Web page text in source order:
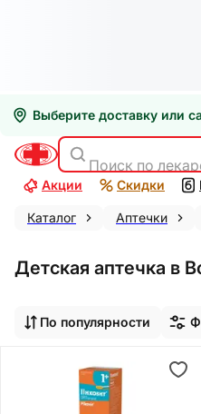
Выберите доставку или
Поиск по
Акции Скидки
Каталог Аптечки
Детская аптечка в
По популярности